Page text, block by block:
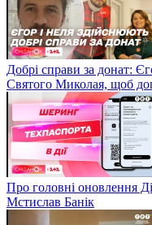
Добрі справи за донат:
Святого Миколая, щоб
Про головні оновлення
Мстислав Банік